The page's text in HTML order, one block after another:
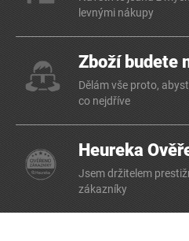
levnými nákupy
Zboží budete
Dělám vše proto,
co nejdříve
Heureka
Jsem držitelem
zákazníky